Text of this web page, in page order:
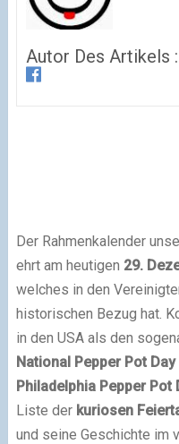
Autor Des Artikels :
Der Rahmenkalender
ehrt am heutigen 29.
welches in den
historischen Bezug hat.
in den USA als den
National Pepper Pot Day
Philadelphia Pepper Pot
Liste der kuriosen
und seine Geschichte im